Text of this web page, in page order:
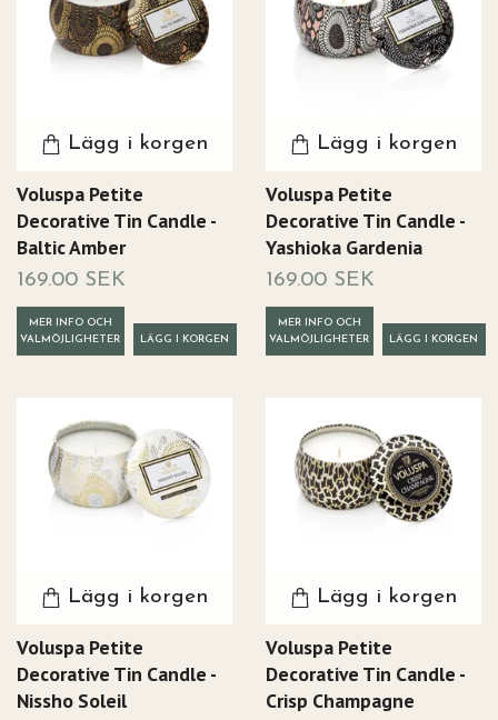
Lägg i korgen
Voluspa Petite
Decorative Tin Candle -
Baltic Amber
169.00 SEK
MER INFO OCH
VALMÖJLIGHETER
Lägg i korgen
Voluspa Petite
Decorative Tin Candle -
Yashioka Gardenia
169.00 SEK
MER INFO OCH
VALMÖJLIGHETER
Lägg i korgen
Voluspa Petite
Decorative Tin Candle -
Nissho Soleil
Lägg i korgen
Voluspa Petite
Decorative Tin Candle -
Crisp Champagne